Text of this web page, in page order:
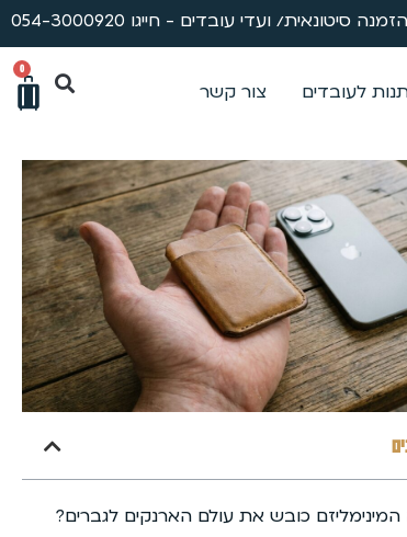
סיטונאית/ ועדי עובדים - חייגו 054-3000920
לעובדים צור קשר
0
כובש את עולם הארנקים לגברים?